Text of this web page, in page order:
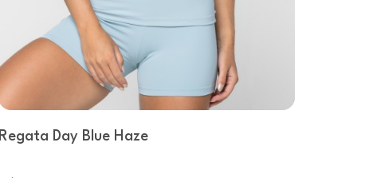
Regata Day Blue Haze